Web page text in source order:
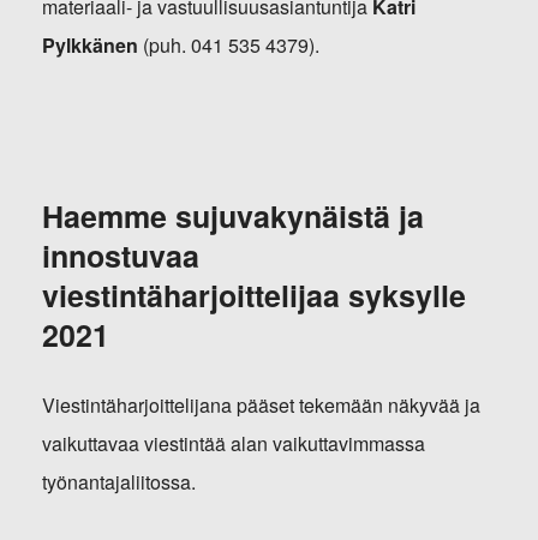
materiaali- ja vastuullisuusasiantuntija Katri
Pylkkänen (puh. 041 535 4379).
Haemme sujuvakynäistä ja
innostuvaa
viestintäharjoittelijaa syksylle
2021
Viestintäharjoittelijana pääset tekemään näkyvää ja
vaikuttavaa viestintää alan vaikuttavimmassa
työnantajaliitossa.